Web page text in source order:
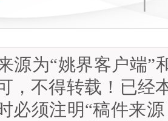
源为“姚界客户端”
，不得转载！已经
必须注明“稿件来